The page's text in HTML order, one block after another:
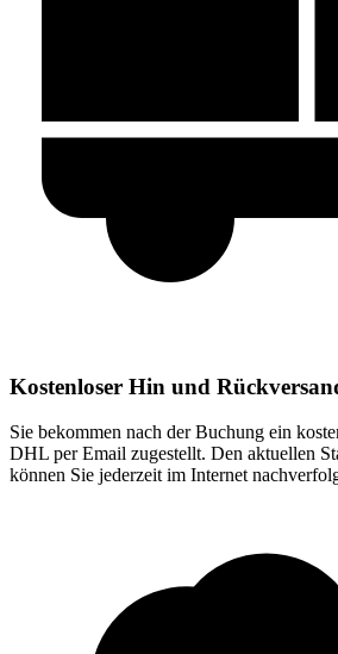
Kostenloser Hin und
Sie bekommen nach der Buchung ein
DHL per Email zugestellt. Den aktuellen
können Sie jederzeit im Internet